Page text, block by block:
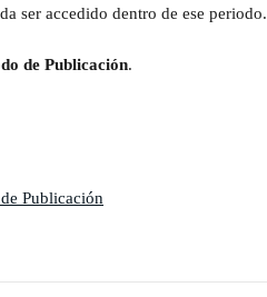
ser accedido dentro de ese periodo.
de Publicación.
Publicación